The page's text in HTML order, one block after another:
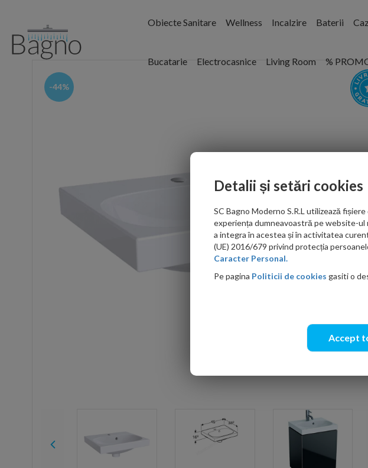
Obiecte Sanitare Wellness Incalzire Baterii
Bucatarie Electrocasnice Living Room %
-44%
Detalii și setări cookies
SC Bagno Moderno S.R.L utilizează
experiența dumneavoastră pe website-
a integra în acestea și în activitatea
(UE) 2016/679 privind protecția
Caracter Personal.
Pe pagina Politicii de cookies gasiti o
Accept